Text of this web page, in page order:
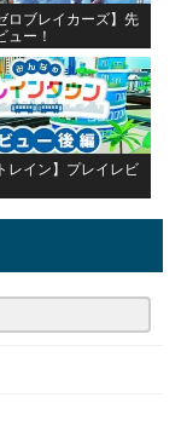
ロブレイカーズ】先
ュー！
レイン】プレイレビ